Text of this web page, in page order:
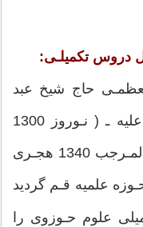
دروس تكميلـى:
حاج شيخ عبد
الكريـم حايرى يزدى ـ رحمه الله عليه ـ ( نـوروز 1300
هجـرى شمسـى, مطابق بـا رجب المـرجب 1340 هجـرى
علميه قـم گرديد
علوم حـوزوى را